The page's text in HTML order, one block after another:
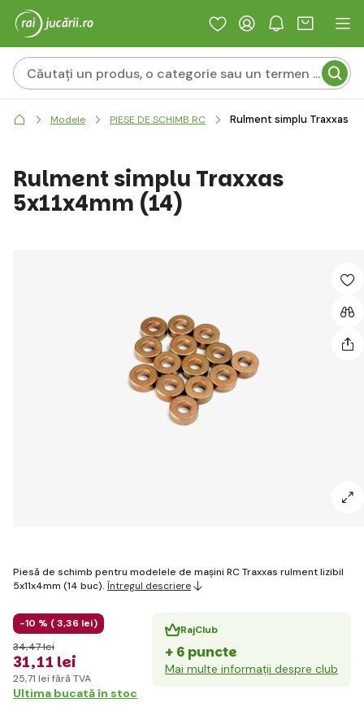
Modele PIESE DE SCHIMB RC Rulment simplu Traxxas
Rulment simplu Traxxas
5x11x4mm (14)
Piesă de schimb pentru modelele de mașini RC Traxxas rulment lizibil
5x11x4mm (14 buc). Întregul descriere
-10 % (3,36 lei)
31,11 lei
34,47 lei
25,71 lei fără TVA
RajClub
+ 6 puncte
Mai multe informații despre club
Ultima bucată în stoc